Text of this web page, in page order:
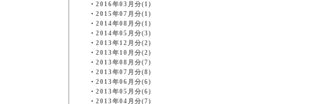
・ 2016年03月分(1)
・ 2015年07月分(1)
・ 2014年08月分(1)
・ 2014年05月分(3)
・ 2013年12月分(2)
・ 2013年10月分(2)
・ 2013年08月分(7)
・ 2013年07月分(8)
・ 2013年06月分(6)
・ 2013年05月分(6)
・ 2013年04月分(7)